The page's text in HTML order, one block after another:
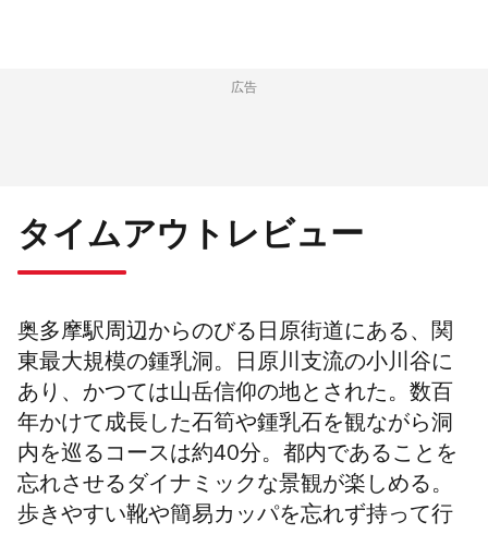
広告
タイムアウトレビュー
奥多摩駅周辺からのびる日原街道にある、関
東最大規模の鍾乳洞。日原川支流の小川谷に
あり、かつては山岳信仰の地とされた。数百
年かけて成長した石筍や鍾乳石を観ながら洞
内を巡るコースは約40分。都内であることを
忘れさせるダイナミックな景観が楽しめる。
歩きやすい靴や簡易カッパを忘れず持って行